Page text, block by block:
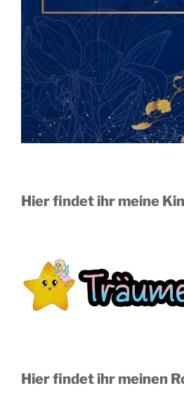
Hier findet ihr meine
Hier findet ihr meinen